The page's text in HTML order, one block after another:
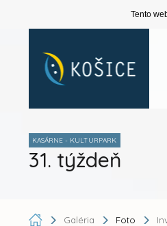
Tento
KASÁRNE - KULTURPARK
31. týždeň
Galéria Foto